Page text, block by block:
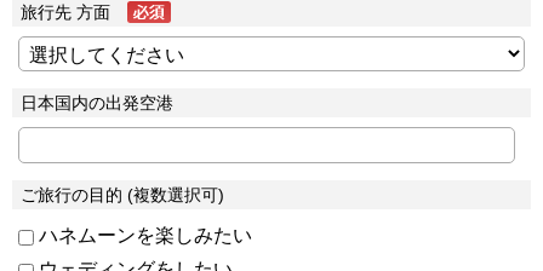
旅行先 方面
日本国内の出発空港
ご旅行の目的 (複数選択可)
ハネムーンを楽しみたい